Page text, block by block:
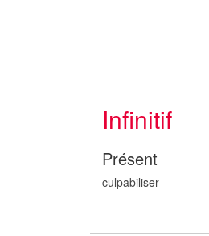
Infinitif
Présent
culpabiliser